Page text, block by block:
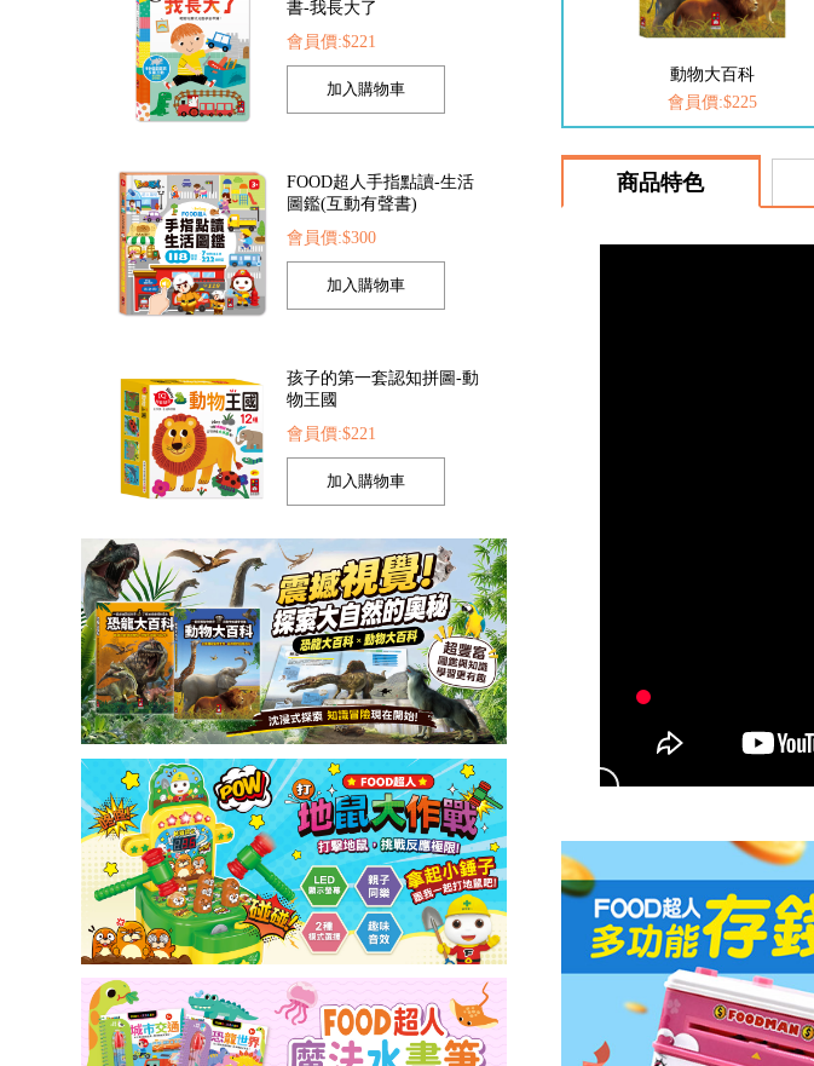
圖鑑(互動有聲書)
會員價:$300
孩子的第一套認知拼圖-動
物王國
會員價:$221
FOOD超人夢幻泡泡槍
會員價:$205
恐龍大百科
會員價:$225
商品特色